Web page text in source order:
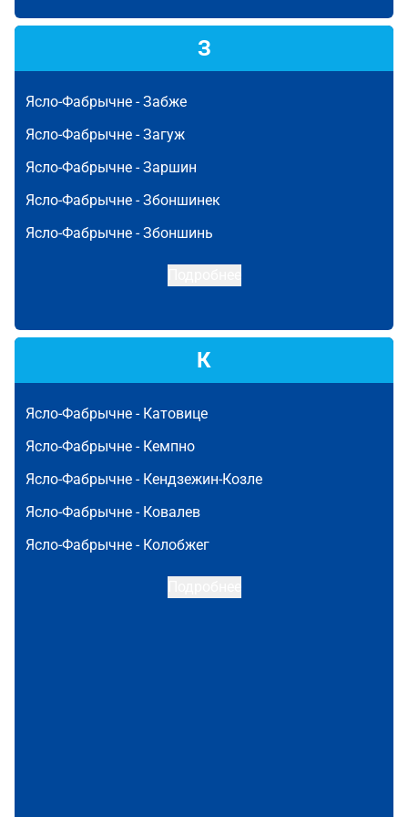
З
Ясло-Фабрычне -Забже
Ясло-Фабрычне -Загуж
Ясло-Фабрычне -Заршин
Ясло-Фабрычне -Збоншинек
Ясло-Фабрычне -Збоншинь
К
Ясло-Фабрычне - Катовице
Ясло-Фабрычне - Кемпно
Ясло-Фабрычне - Кендзежин-Козле
Ясло-Фабрычне - Ковалев
Ясло-Фабрычне - Колобжег